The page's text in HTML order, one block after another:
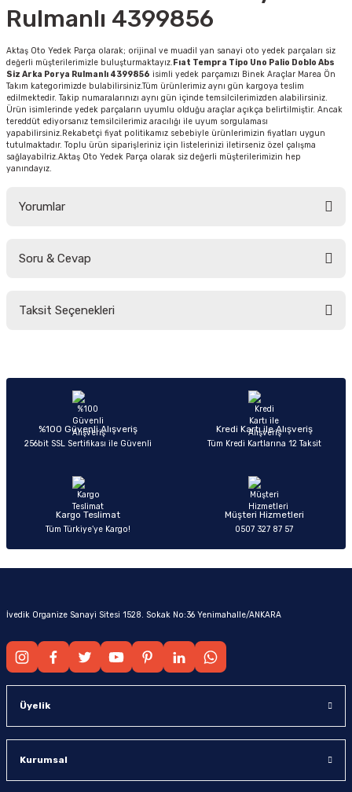
Rulmanlı 4399856
Aktaş Oto Yedek Parça olarak; orijinal ve muadil yan sanayi oto yedek parçaları siz
değerli müşterilerimizle buluşturmaktayız.Fıat Tempra Tipo Uno Palio Doblo Abs
Siz Arka Porya Rulmanlı 4399856 isimli yedek parçamızı Binek Araçlar Marea Ön
Takım kategorimizde bulabilirsiniz.Tüm ürünlerimiz aynı gün kargoya teslim
edilmektedir. Takip numaralarınızı aynı gün içinde temsilcilerimizden alabilirsiniz.
Ürün isimlerinde yedek parçaların uyumlu olduğu araçlar açıkça belirtilmiştir. Ancak
tereddüt ediyorsanız temsilcilerimiz aracılığı ile uyum sorgulaması
yapabilirsiniz.Rekabetçi fiyat politikamız sebebiyle ürünlerimizin fiyatları uygun
tutulmaktadır. Toplu ürün siparişleriniz için listelerinizi iletirseniz özel çalışma
sağlayabilriz.Aktaş Oto Yedek Parça olarak siz değerli müşterilerimizin hep
yanındayız.
Yorumlar
Soru & Cevap
Taksit Seçenekleri
%100 Güvenli Alışveriş
256bit SSL Sertifikası ile Güvenli
Kredi Kartı ile Alışveriş
Tüm Kredi Kartlarına 12 Taksit
Kargo Teslimat
Tüm Türkiye’ye Kargo!
Müşteri Hizmetleri
0507 327 87 57
İvedik Organize Sanayi Sitesi 1528. Sokak No:36 Yenimahalle/ANKARA
Üyelik
Kurumsal